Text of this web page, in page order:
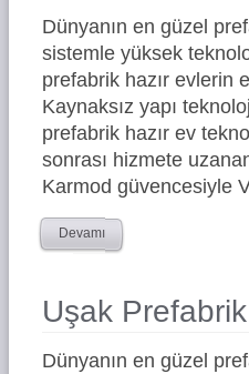
Dünyanın en güzel
sistemle yüksek
prefabrik hazır evlerin
Kaynaksız yapı
prefabrik hazır ev
sonrası hizmete
Karmod güvencesiyle
Devamı
Uşak
Dünyanın en güzel